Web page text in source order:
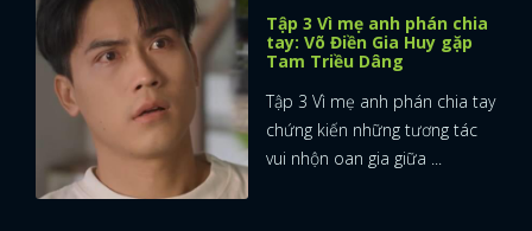
Tập 3 Vì mẹ anh phán chia
tay: Võ Điền Gia Huy gặp
Tam Triều Dâng
Tập 3 Vì mẹ anh phán chia tay
chứng kiến những tương tác
vui nhộn oan gia giữa ...